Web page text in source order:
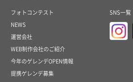
フォトコンテスト
NEWS
運営会社
WEB制作会社のご紹介
今年のゲレンデOPEN情報
提携ゲレンデ募集
SNS一覧